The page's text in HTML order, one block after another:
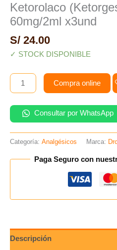
Ketorolaco
60mg/2ml x3und
S/ 24.00
✓ STOCK DISPONIBLE
x3und
cantidad
Compra online
Consultar por WhatsApp
Categoría: Analgésicos Marca:
Paga Seguro con
Descripción